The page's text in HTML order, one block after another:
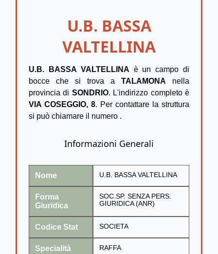
U.B. BASSA
VALTELLINA
U.B. BASSA VALTELLINA è un campo di
bocce che si trova a TALAMONA nella
provincia di SONDRIO. L'indirizzo completo è
VIA COSEGGIO, 8. Per contattare la struttura
si può chiamare il numero .
Informazioni Generali
Nome U.B. BASSA VALTELLINA
Forma
Giuridica
SOC.SP. SENZA PERS.
GIURIDICA (ANR)
Codice Stat SOCIETA
Specialità RAFFA